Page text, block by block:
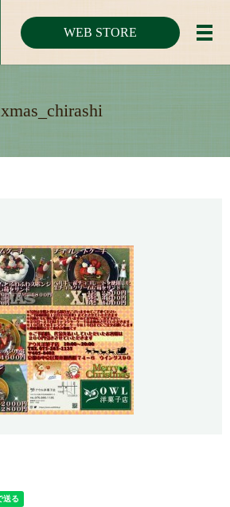
WEB STORE メ
xmas_chirashi